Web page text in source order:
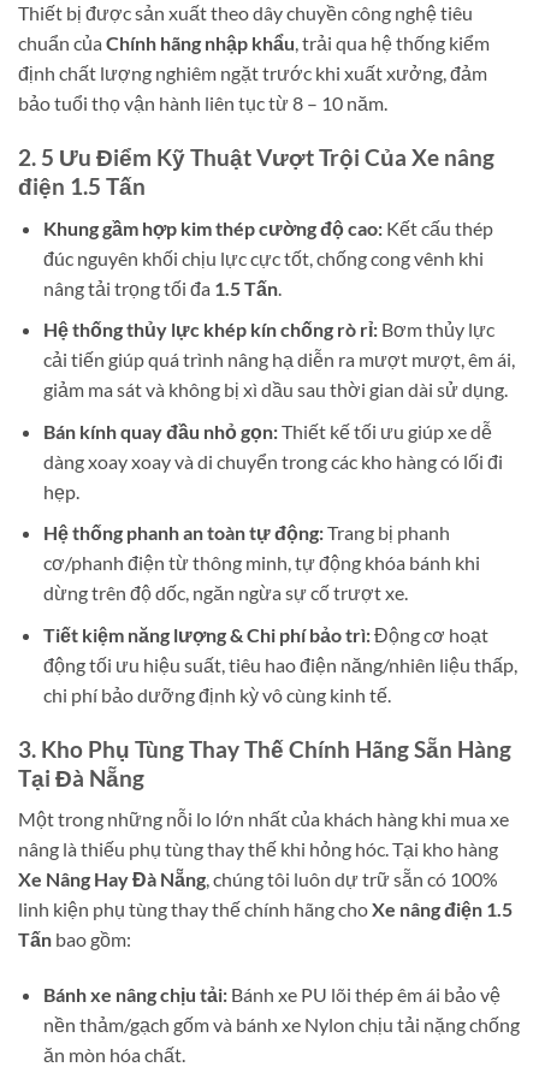
Thiết bị được sản xuất theo dây chuyền công nghệ tiêu
chuẩn của Chính hãng nhập khẩu, trải qua hệ thống kiểm
định chất lượng nghiêm ngặt trước khi xuất xưởng, đảm
bảo tuổi thọ vận hành liên tục từ 8 – 10 năm.
2. 5 Ưu Điểm Kỹ Thuật Vượt Trội Của Xe nâng
điện 1.5 Tấn
Khung gầm hợp kim thép cường độ cao:Kết cấu thép
đúc nguyên khối chịu lực cực tốt, chống cong vênh khi
nâng tải trọng tối đa 1.5 Tấn.
Hệ thống thủy lực khép kín chống rò rỉ:Bơm thủy lực
cải tiến giúp quá trình nâng hạ diễn ra mượt mượt, êm ái,
giảm ma sát và không bị xì dầu sau thời gian dài sử dụng.
Bán kính quay đầu nhỏ gọn:Thiết kế tối ưu giúp xe dễ
dàng xoay xoay và di chuyển trong các kho hàng có lối đi
hẹp.
Hệ thống phanh an toàn tự động:Trang bị phanh
cơ/phanh điện từ thông minh, tự động khóa bánh khi
dừng trên độ dốc, ngăn ngừa sự cố trượt xe.
Tiết kiệm năng lượng & Chi phí bảo trì:Động cơ hoạt
động tối ưu hiệu suất, tiêu hao điện năng/nhiên liệu thấp,
chi phí bảo dưỡng định kỳ vô cùng kinh tế.
3. Kho Phụ Tùng Thay Thế Chính Hãng Sẵn Hàng
Tại Đà Nẵng
Một trong những nỗi lo lớn nhất của khách hàng khi mua xe
nâng là thiếu phụ tùng thay thế khi hỏng hóc. Tại kho hàng
Xe Nâng Hay Đà Nẵng, chúng tôi luôn dự trữ sẵn có 100%
linh kiện phụ tùng thay thế chính hãng choXe nâng điện 1.5
Tấn bao gồm:
Bánh xe nâng chịu tải:Bánh xe PU lõi thép êm ái bảo vệ
nền thảm/gạch gốm và bánh xe Nylon chịu tải nặng chống
ăn mòn hóa chất.